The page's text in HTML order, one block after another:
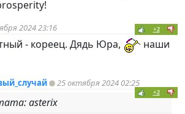
2024 23:16 +2
- кореец. Дядь Юра,
наши
25 октября 2024 02:25
+2
asterix